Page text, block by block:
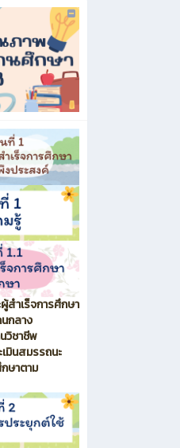
สำเร็จการศึกษา
กลาง
วิชาชีพ
มินสมรรถนะ
ษาตาม